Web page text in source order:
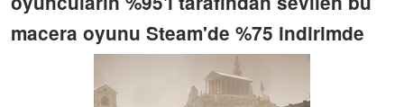
macera oyunu Steam'de %75 indirimde